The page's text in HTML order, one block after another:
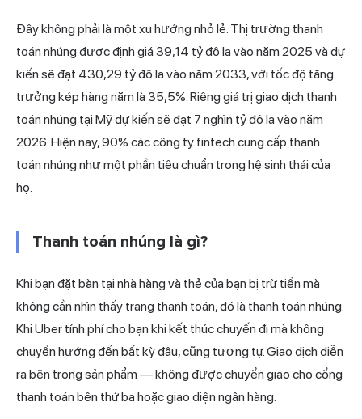
Đây không phải là một xu hướng nhỏ lẻ. Thị trường thanh
toán nhúng được định giá 39,14 tỷ đô la vào năm 2025 và dự
kiến sẽ đạt 430,29 tỷ đô la vào năm 2033, với tốc độ tăng
trưởng kép hàng năm là 35,5%. Riêng giá trị giao dịch thanh
toán nhúng tại Mỹ dự kiến sẽ đạt 7 nghìn tỷ đô la vào năm
2026. Hiện nay, 90% các công ty fintech cung cấp thanh
toán nhúng như một phần tiêu chuẩn trong hệ sinh thái của
họ.
Thanh toán nhúng là gì?
Khi bạn đặt bàn tại nhà hàng và thẻ của bạn bị trừ tiền mà
không cần nhìn thấy trang thanh toán, đó là thanh toán nhúng.
Khi Uber tính phí cho bạn khi kết thúc chuyến đi mà không
chuyển hướng đến bất kỳ đâu, cũng tương tự. Giao dịch diễn
ra bên trong sản phẩm — không được chuyển giao cho cổng
thanh toán bên thứ ba hoặc giao diện ngân hàng.